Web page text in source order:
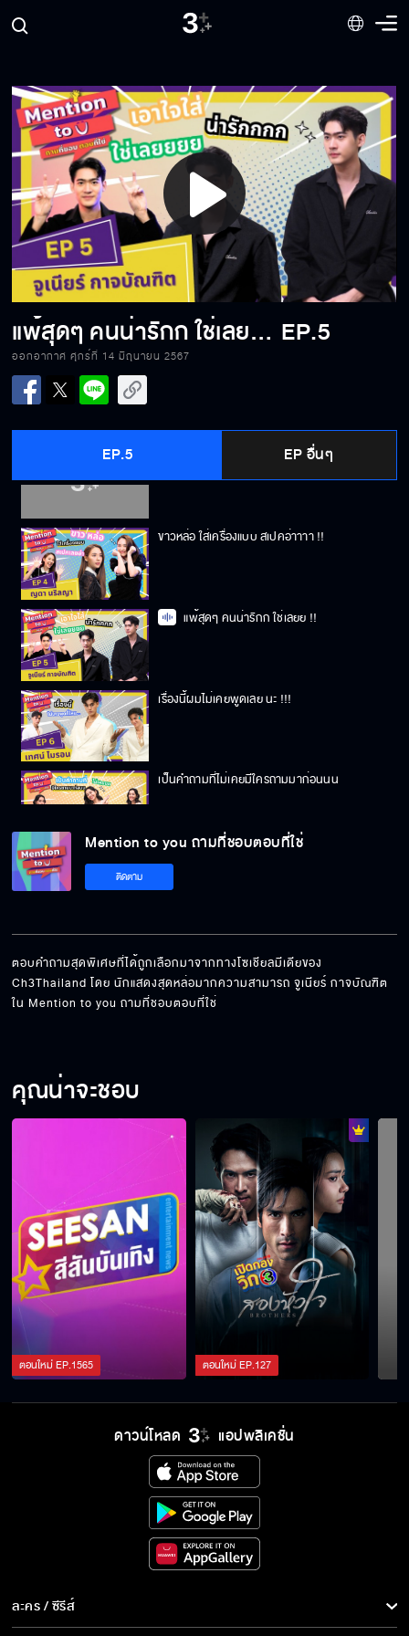
Play
Video
แพ้สุดๆ คนน่ารักก ใช่เลยย !! EP.5
ออกอากาศ ศุกร์ที่ 14 มิถุนายน 2567
EP.5 EP อื่นๆ
ทรี มิราเคิล ของ “ด้า” คือ !!
ขาวหล่อ ใส่เครื่องแบบ สเปคอ่าาาา !!
แพ้สุดๆ คนน่ารักก ใช่เลยย !!
เรื่องนี้ผมไม่เคยพูดเลย นะ !!!
เป็นคำถามที่ไม่เคยมีใครถามมาก่อนนน
ผมนี่...ตื้อเลยยครับบบบ !!
เหมือนได้กลับไปเป็นเด็กอีกครั้ง ??
ดูแลทุกปัญหา รวมทั้งปัญหาหัวใจ
แจกท่าเด็ด สำหรับชาว ออฟฟิศซินโดรม
แฟนคลับก็เหมือนน้ำ เพราะหนูขาดน้ำไม่ได้
Mention to you ถามที่ชอบตอบที่ใช่
ติดตาม
ตอบคำถามสุดพิเศษที่ได้ถูกเลือกมาจากทางโซเชียลมีเดียของ
Ch3Thailand โดย นักแสดงสุดหล่อมากความสามารถ จูเนียร์ กาจบัณฑิต
ใน Mention to you ถามที่ชอบตอบที่ใช่
คุณน่าจะชอบ
ตอนใหม่EP.1565 ตอนใหม่EP.127
ดาวน์โหลด แอปพลิเคชั่น
ละคร / ซีรีส์